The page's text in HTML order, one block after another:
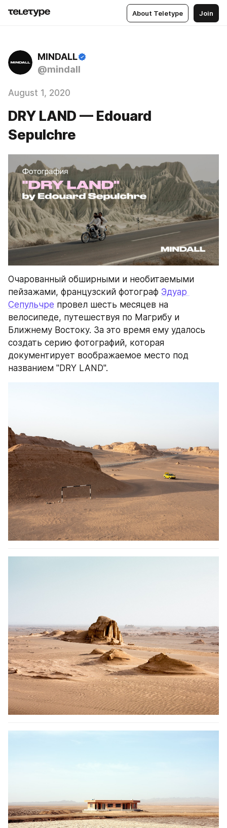
About Teletype Join
MINDALL
@mindall
August 1, 2020
DRY LAND — Edouard
Sepulchre
Очарованный обширными и необитаемыми
пейзажами, французский фотограф Эдуар
Сепульчре провел шесть месяцев на
велосипеде, путешествуя по Магрибу и
Ближнему Востоку. За это время ему удалось
создать серию фотографий, которая
документирует воображаемое место под
названием "DRY LAND".